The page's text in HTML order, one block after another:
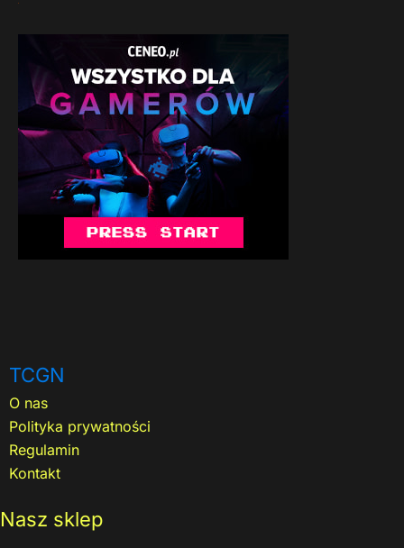
TCGN
O nas
Polityka prywatności
Regulamin
Kontakt
Nasz sklep